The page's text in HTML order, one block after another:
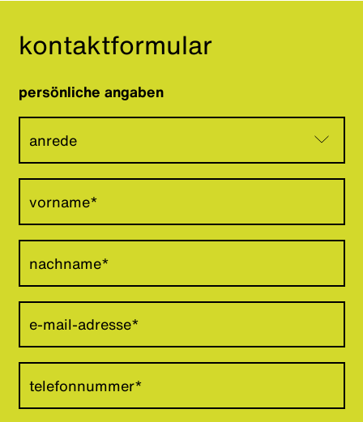
kontaktformular
persönliche angaben